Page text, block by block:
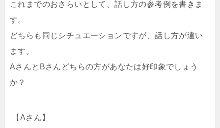
これまでのおさらいとして、話し方の参考例を書きま
す。
どちらも同じシチュエーションですが、話し方が違い
ます。
Aさんと Bさんどちらの方があなたは好印象でしょう
か？
【 Aさん】